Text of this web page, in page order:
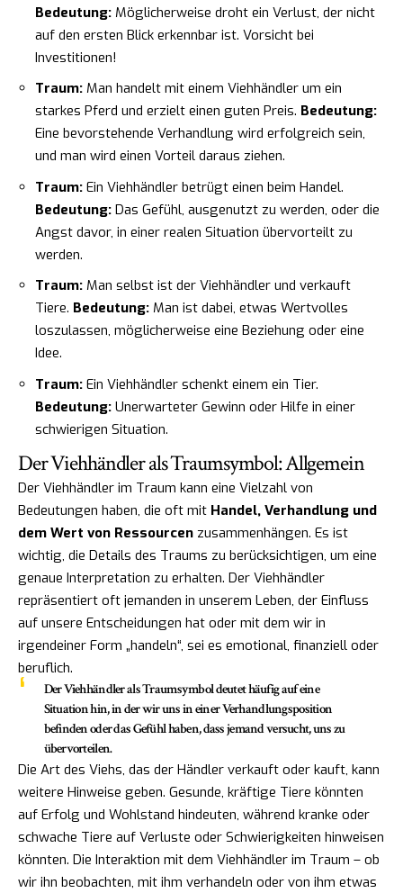
Bedeutung: Möglicherweise droht ein Verlust, der nicht
auf den ersten Blick erkennbar ist. Vorsicht bei
Investitionen!
Traum: Man handelt mit einem Viehhändler um ein
starkes Pferd und erzielt einen guten Preis. Bedeutung:
Eine bevorstehende Verhandlung wird erfolgreich sein,
und man wird einen Vorteil daraus ziehen.
Traum: Ein Viehhändler betrügt einen beim Handel.
Bedeutung: Das Gefühl, ausgenutzt zu werden, oder die
Angst davor, in einer realen Situation übervorteilt zu
werden.
Traum: Man selbst ist der Viehhändler und verkauft
Tiere. Bedeutung: Man ist dabei, etwas Wertvolles
loszulassen, möglicherweise eine Beziehung oder eine
Idee.
Traum: Ein Viehhändler schenkt einem ein Tier.
Bedeutung: Unerwarteter Gewinn oder Hilfe in einer
schwierigen Situation.
Der Viehhändler als Traumsymbol: Allgemein
Der Viehhändler im Traum kann eine Vielzahl von
Bedeutungen haben, die oft mit Handel, Verhandlung und
dem Wert von Ressourcen zusammenhängen. Es ist
wichtig, die Details des Traums zu berücksichtigen, um eine
genaue Interpretation zu erhalten. Der Viehhändler
repräsentiert oft jemanden in unserem Leben, der Einfluss
auf unsere Entscheidungen hat oder mit dem wir in
irgendeiner Form „handeln“, sei es emotional, finanziell oder
beruflich.
Der Viehhändler als Traumsymbol deutet häufig auf eine
Situation hin, in der wir uns in einer Verhandlungsposition
befinden oder das Gefühl haben, dass jemand versucht, uns zu
übervorteilen.
Die Art des Viehs, das der Händler verkauft oder kauft, kann
weitere Hinweise geben. Gesunde, kräftige Tiere könnten
auf Erfolg und Wohlstand hindeuten, während kranke oder
schwache Tiere auf Verluste oder Schwierigkeiten hinweisen
könnten. Die Interaktion mit dem Viehhändler im Traum – ob
wir ihn beobachten, mit ihm verhandeln oder von ihm etwas